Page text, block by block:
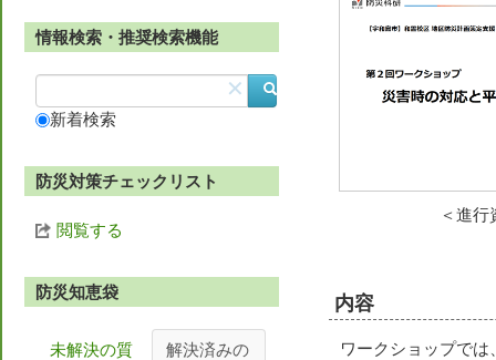
情報検索・推奨検索機能
✕
新着検索
防災対策チェックリスト
閲覧する
防災知恵袋
未解決の質
解決済みの
＜進行
内容
ワークショップで